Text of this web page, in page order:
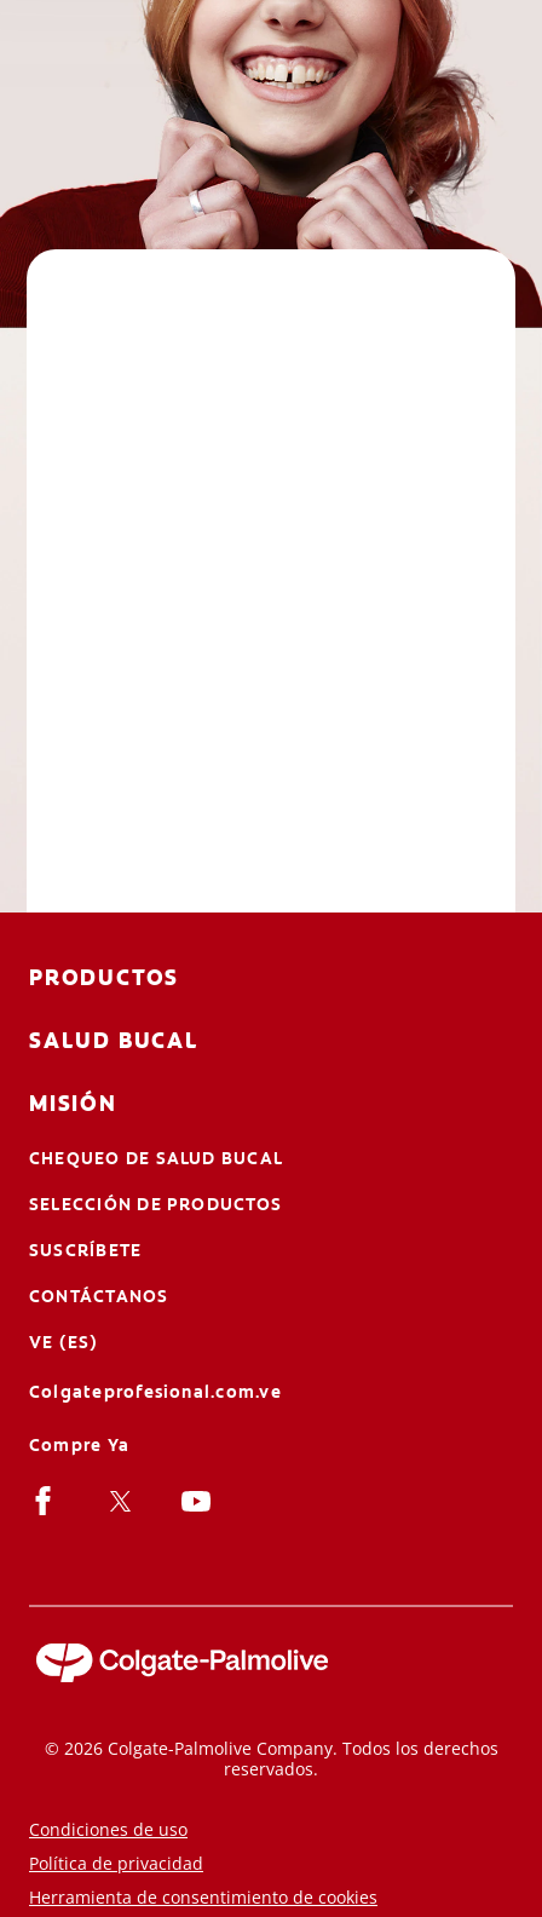
PRODUCTOS
SALUD BUCAL
MISIÓN
CHEQUEO DE SALUD BUCAL
SELECCIÓN DE PRODUCTOS
SUSCRÍBETE
CONTÁCTANOS
VE (ES)
Colgateprofesional.com.ve
Compre Ya
© 2026 Colgate-Palmolive Company. Todos los derechos
reservados.
Condiciones de uso
Política de privacidad
Herramienta de consentimiento de cookies